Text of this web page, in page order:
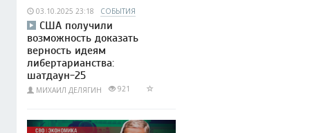
03.10.2025 23:18 СОБЫТИЯ
США получили
возможность доказать
верность идеям
либертарианства:
шатдаун-25
МИХАИЛ ДЕЛЯГИН 921